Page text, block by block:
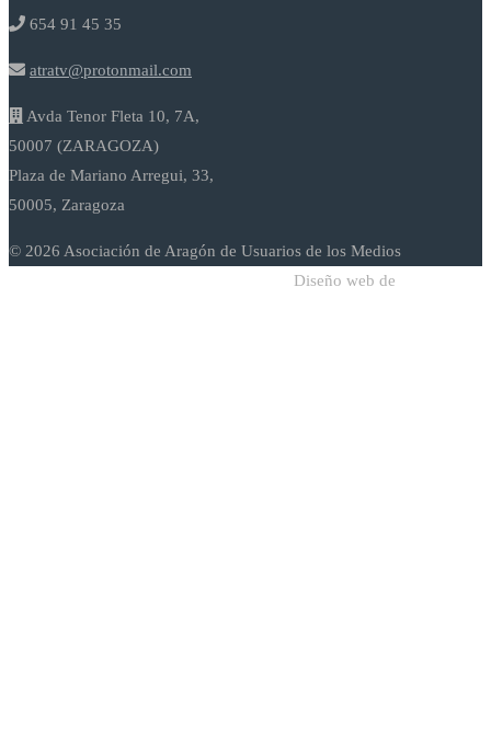
654 91 45 35
atratv@protonmail.com
Avda Tenor Fleta 10, 7A,
50007 (ZARAGOZA)
Plaza de Mariano Arregui, 33,
50005, Zaragoza
© 2026 Asociación de Aragón de Usuarios de los Medios
Diseño web de